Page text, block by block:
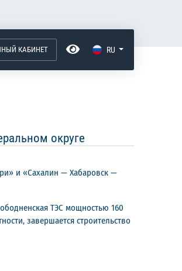
КАБИНЕТ RU
округе
и «Сахалин — Хабаровск —
ТЭС мощностью 160
завершается строительство